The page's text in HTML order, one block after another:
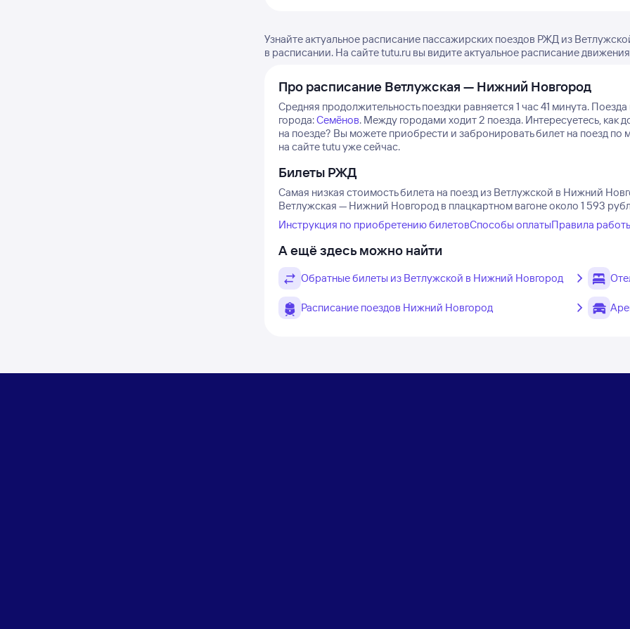
Узнайте актуальное расписание пассажирских поездов РЖД из
в расписании. На сайте tutu.ru вы видите актуальное расписание
Про расписание Ветлужская — Нижний Новгород
Средняя продолжительность поездки равняется 1 час 41 минута. Поезда
города:Семёнов. Между городами ходит 2 поезда. Интересуетесь, как
на поезде? Вы можете приобрести и забронировать билет на поезд
на сайте tutu уже сейчас.
Билеты РЖД
Самая низкая стоимость билета на поезд из Ветлужской в Нижний
Ветлужская — Нижний Новгород в плацкартном вагоне около 1 593
Инструкция по приобретению билетовСпособы оплатыПравила
А ещё здесь можно найти
Обратные билеты из Ветлужской в Нижний Новгород
Расписание поездов Нижний Новгород